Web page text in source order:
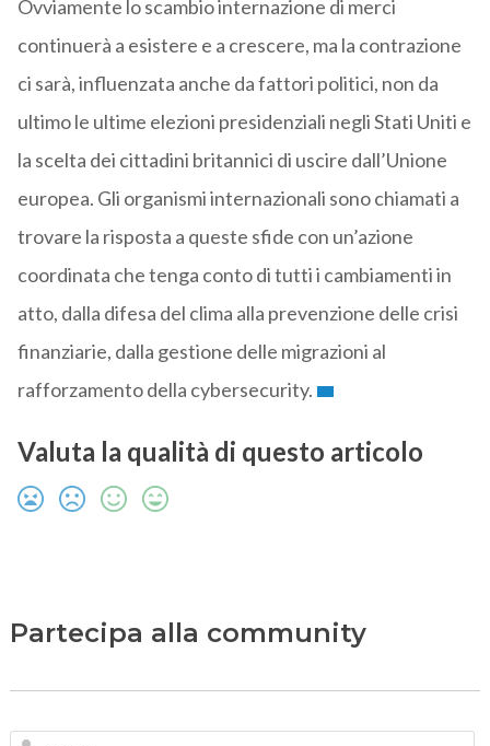
Ovviamente lo scambio internazione di merci
continuerà a esistere e a crescere, ma la contrazione
ci sarà, influenzata anche da fattori politici, non da
ultimo le ultime elezioni presidenziali negli Stati Uniti e
la scelta dei cittadini britannici di uscire dall’Unione
europea. Gli organismi internazionali sono chiamati a
trovare la risposta a queste sfide con un’azione
coordinata che tenga conto di tutti i cambiamenti in
atto, dalla difesa del clima alla prevenzione delle crisi
finanziarie, dalla gestione delle migrazioni al
rafforzamento della cybersecurity.
Valuta la qualità di questo articolo
Partecipa alla community